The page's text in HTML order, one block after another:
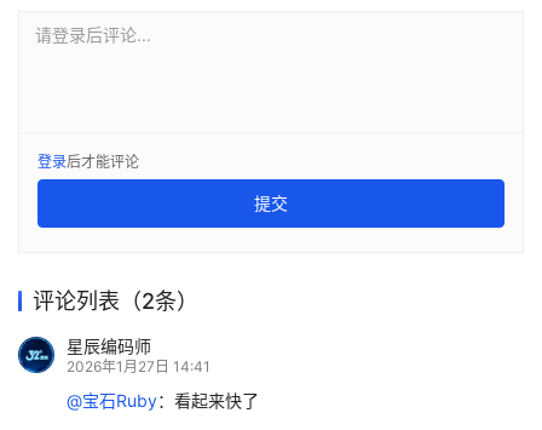
圈
请登录后评论...
登录后才能评论
提交
评论列表（2条）
星辰编码师
2026年1月27日 14:41
@宝石Ruby： 看起来快了